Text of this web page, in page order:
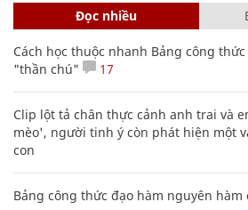
Đọc nhiều
Cách học thuộc nhanh Bảng công
"thần chú"
17
Clip lột tả chân thực cảnh anh trai và
mèo', người tinh ý còn phát hiện một
con
Bảng công thức đạo hàm nguyên